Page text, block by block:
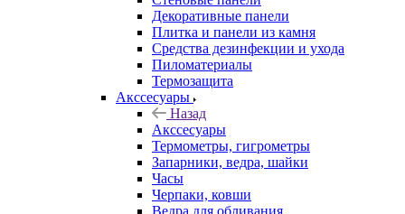
Декоративные панели
Плитка и панели из камня
Средства дезинфекции и ухода
Пиломатериалы
Термозащита
Аксcесуары
Назад
Аксcесуары
Термометры, гигрометры
Запарники, ведра, шайки
Часы
Черпаки, ковши
Ведра для обливания